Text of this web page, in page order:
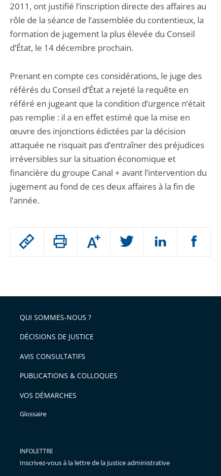
Passer
arriver
après
Augmenter
ou
l'article
pour
avant
2011, ont justifié l’inscription directe des affaires au
rôle de la séance de l’assemblée du contentieux, la
formation de jugement la plus élevée du Conseil
d’État, le 14 décembre prochain.
Prenant en compte ces considérations, le juge des
référés du Conseil d’État a rejeté la requête en
référé en jugeant que la condition d’urgence n’était
pas remplie : il a en effet estimé que la mise en
œuvre des injonctions édictées par la décision
attaquée ne risquait pas d’entraîner des préjudices
irréversibles sur la situation économique et
financière du groupe Canal + avant l’intervention du
jugement au fond de ces deux affaires à la fin de
l’année.
QUI SOMMES-NOUS ?
DÉCISIONS DE JUSTICE
AVIS CONSULTATIFS
PUBLICATIONS & COLLOQUES
VOS DÉMARCHES
Glossaire
INFOLETTRE
Inscrivez-vous à la lettre de la Justice administrative